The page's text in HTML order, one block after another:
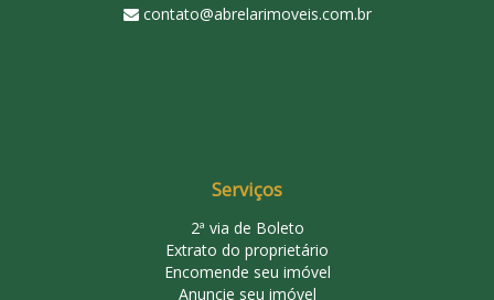
contato@abrelarimoveis.com.br
Serviços
2ª via de Boleto
Extrato do proprietário
Encomende seu imóvel
Anuncie seu imóvel